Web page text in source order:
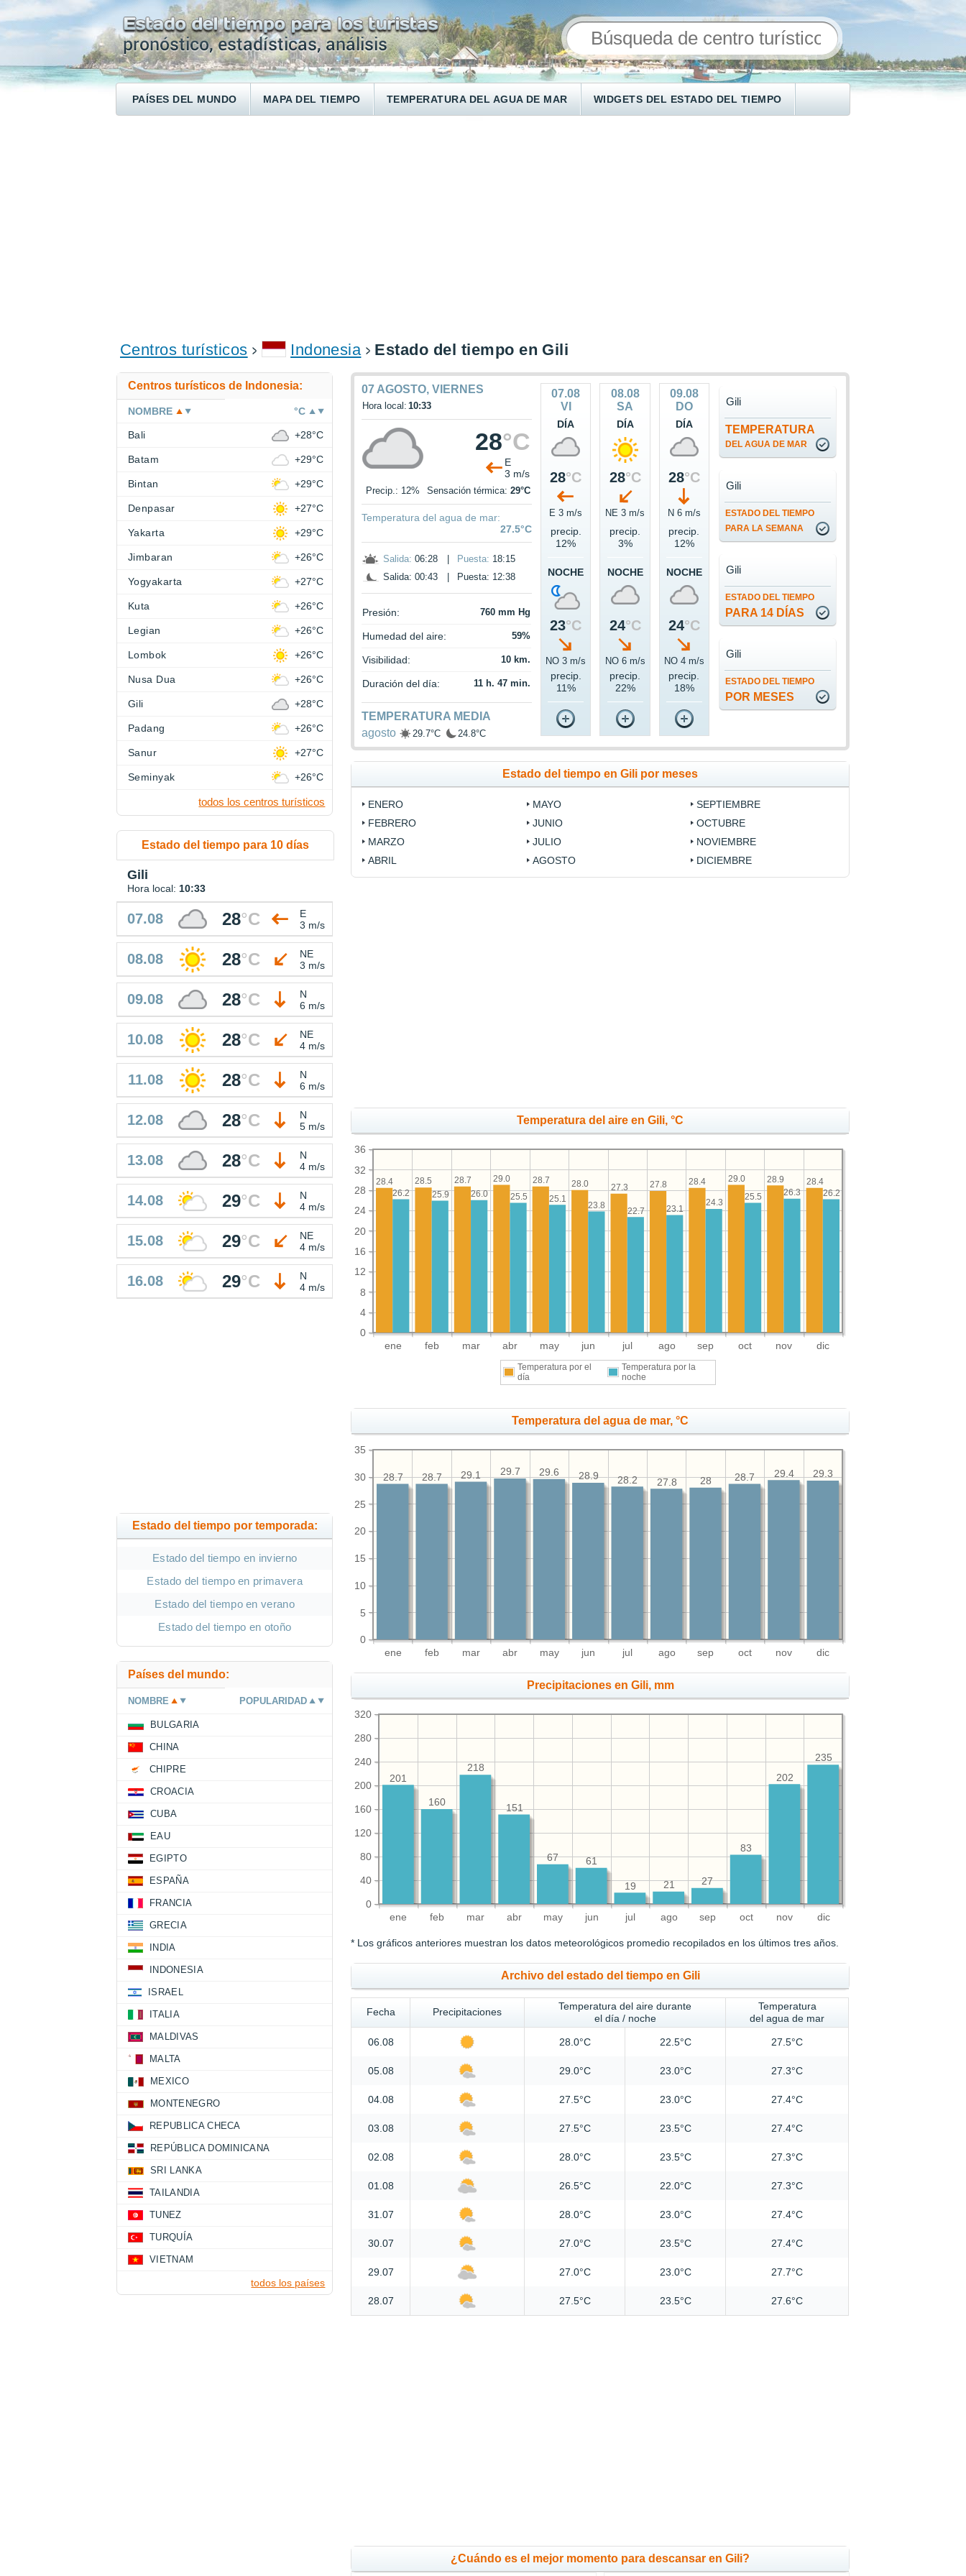
PAÍSES DEL MUNDO MAPA DEL TIEMPO TEMPERATURA DEL AGUA DE MAR WIDGETS DEL ESTADO DEL TIEMPO
Centros turísticos Indonesia Estado del tiempo en Gili
07 AGOSTO, VIERNES
Hora local: 10:33
28°C
E
3 m/s
Precip.: 12% Sensación térmica:29°C
Temperatura del agua de mar:
27.5°C
Salida: 06:28 Puesta: 18:15
Salida: 00:43
Puesta: 12:38
Presión: 760 mm Hg
Humedad del aire: 59%
Visibilidad: 10 km.
Duración del día: 11 h. 47 min.
TEMPERATURA MEDIA
agosto
29.7°C 24.8°C
07.08
VI
DÍA
28°C
E 3 m/s
precip.
12%
NOCHE
23°C
NO 3 m/s
precip.
11%
08.08
SA
DÍA
28°C
NE 3 m/s
precip.
3%
NOCHE
24°C
NO 6 m/s
precip.
22%
09.08
DO
DÍA
28°C
N 6 m/s
precip.
12%
NOCHE
24°C
NO 4 m/s
precip.
18%
TEMPERATURA
DEL AGUA DE MAR
Gili
ESTADO DEL TIEMPO
PARA LA SEMANA
Gili
ESTADO DEL TIEMPO
PARA 14 DÍAS
Gili
ESTADO DEL TIEMPO
POR MESES
Gili
Estado del tiempo en Gili por meses
ENERO
FEBRERO
MARZO
ABRIL
MAYO
JUNIO
JULIO
AGOSTO
SEPTIEMBRE
OCTUBRE
NOVIEMBRE
DICIEMBRE
Temperatura del aire en Gili, °C
ene feb mar abr may jun jul ago sep oct nov dic
0
4
8
12
16
20
24
28
32
36
28.4
28.9
29.0
28.4
27.8
27.3
28.0
28.7
29.0
28.7
28.5
28.4
26.2
26.3
25.5
24.3
23.1
22.7
23.8
25.1
25.5
26.0
25.9
26.2
Temperatura por el
día
Temperatura por la
noche
Temperatura del agua de mar, °C
ene feb mar abr may jun jul ago sep oct nov dic
0
5
10
15
20
25
30
35
29.3
29.4
28.7
28
27.8
28.2
28.9
29.6
29.7
29.1
28.7
28.7
Precipitaciones en Gili, mm
ene feb mar abr may jun jul ago sep oct nov dic
0
40
80
120
160
200
240
280
320
235
202
83
27
21
19
61
67
151
218
160
201
* Los gráficos anteriores muestran los datos meteorológicos promedio recopilados en los últimos tres años.
Archivo del estado del tiempo en Gili
Fecha Precipitaciones
Temperatura del aire durante
el día / noche
Temperatura
del agua de mar
06.08 28.0°C 22.5°C 27.5°C
05.08 29.0°C 23.0°C 27.3°C
04.08 27.5°C 23.0°C 27.4°C
03.08 27.5°C 23.5°C 27.4°C
02.08 28.0°C 23.5°C 27.3°C
01.08 26.5°C 22.0°C 27.3°C
31.07 28.0°C 23.0°C 27.4°C
30.07 27.0°C 23.5°C 27.4°C
29.07 27.0°C 23.0°C 27.7°C
28.07 27.5°C 23.5°C 27.6°C
¿Cuándo es el mejor momento para descansar en Gili?
Centros turísticos de Indonesia:
NOMBRE °C
Bali +28°C
Batam +29°C
Bintan +29°C
Denpasar +27°C
Yakarta +29°C
Jimbaran +26°C
Yogyakarta +27°C
Kuta +26°C
Legian +26°C
Lombok +26°C
Nusa Dua +26°C
Gili +28°C
Padang +26°C
Sanur +27°C
Seminyak +26°C
todos los centros turísticos
Estado del tiempo para 10 días
Gili
Hora local: 10:33
07.08 28°C
E
3 m/s
08.08 28°C
NE
3 m/s
09.08 28°C
N
6 m/s
10.08 28°C
NE
4 m/s
11.08 28°C
N
6 m/s
12.08 28°C
N
5 m/s
13.08 28°C
N
4 m/s
14.08 29°C
N
4 m/s
15.08 29°C
NE
4 m/s
16.08 29°C
N
4 m/s
Estado del tiempo por temporada:
Estado del tiempo en invierno
Estado del tiempo en primavera
Estado del tiempo en verano
Estado del tiempo en otoño
Países del mundo:
NOMBRE POPULARIDAD
BULGARIA
CHINA
CHIPRE
CROACIA
CUBA
EAU
EGIPTO
ESPAÑA
FRANCIA
GRECIA
INDIA
INDONESIA
ISRAEL
ITALIA
MALDIVAS
MALTA
MEXICO
MONTENEGRO
REPUBLICA CHECA
REPÚBLICA DOMINICANA
SRI LANKA
TAILANDIA
TUNEZ
TURQUÍA
VIETNAM
todos los países